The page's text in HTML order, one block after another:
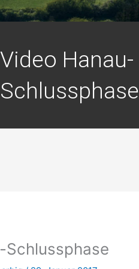
Video Hanau-
Schlussphase
Schlussphase